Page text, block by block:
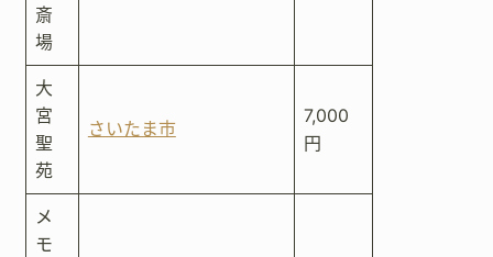
斎
場
大
宮
聖
苑
さいたま市
7,000
円
メ
モ